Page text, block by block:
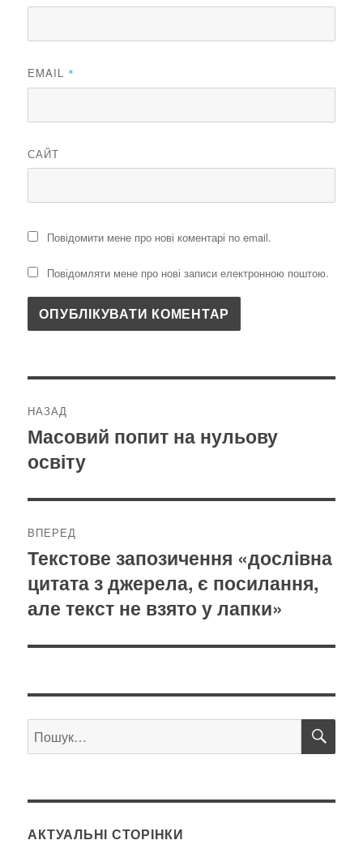
EMAIL *
САЙТ
Повідомити мене про нові коментарі по email.
Повідомляти мене про нові записи електронною поштою.
записів
НАЗАД
Попередній
запис:
Масовий попит на нульову
освіту
ВПЕРЕД
Наступний
запис:
Текстове запозичення «дослівна
цитата з джерела, є посилання,
але текст не взято у лапки»
Пошук
за
АКТУАЛЬНІ СТОРІНКИ